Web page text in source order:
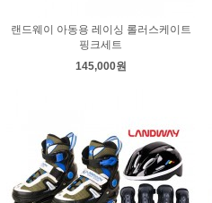
랜드웨이 아동용 레이싱 롤러스케이트
핑크세트
145,000원